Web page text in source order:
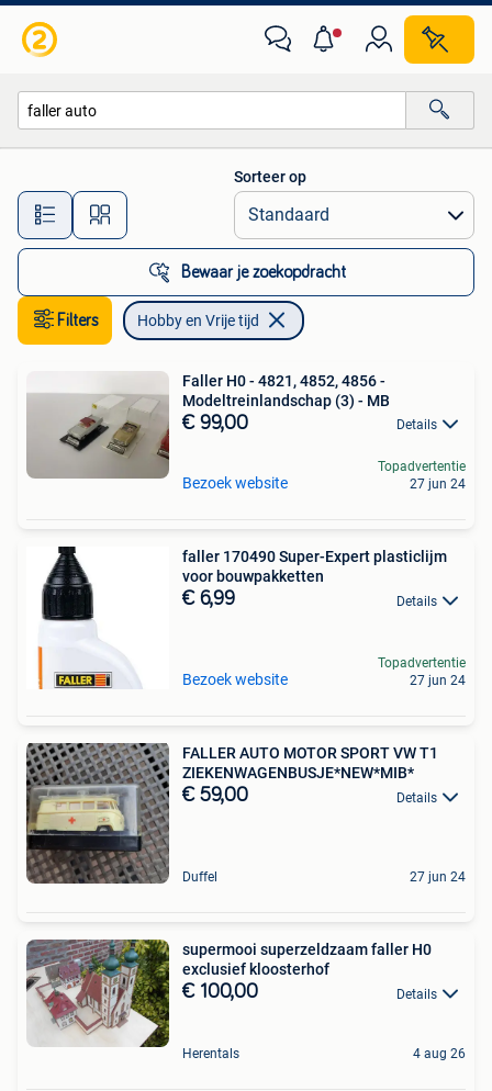
Alle afstanden…
Sorteer op
Bewaar je zoekopdracht
Filters Hobby en Vrije tijd
Faller H0 - 4821, 4852, 4856 -
Modeltreinlandschap (3) - MB
€ 99,00 Details
Bezoek website
Topadvertentie
27 jun 24
faller 170490 Super-Expert plasticlijm
voor bouwpakketten
€ 6,99 Details
Bezoek website
Topadvertentie
27 jun 24
FALLER AUTO MOTOR SPORT VW T1
ZIEKENWAGENBUSJE*NEW*MIB*
€ 59,00 Details
Duffel 27 jun 24
supermooi superzeldzaam faller H0
exclusief kloosterhof
€ 100,00 Details
Herentals 4 aug 26